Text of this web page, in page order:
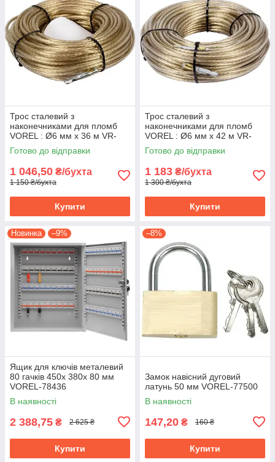
Трос сталевий з
наконечниками для пломб
VOREL : Ø6 мм x 36 м VR-
85004
Готово до відправки
1 046,50 ₴/бухта
1 150 ₴/бухта
Купити
Трос сталевий з
наконечниками для пломб
VOREL : Ø6 мм x 42 м VR-
85005
Готово до відправки
1 183 ₴/бухта
1 300 ₴/бухта
Купити
Новинка –9%
Ящик для ключів металевий
80 гачків 450х 380х 80 мм
VOREL-78436
В наявності
2 388,75 ₴ 2 625 ₴
Купити
–8%
Замок навісний дуговий
латунь 50 мм VOREL-77500
В наявності
147,20 ₴ 160 ₴
Купити